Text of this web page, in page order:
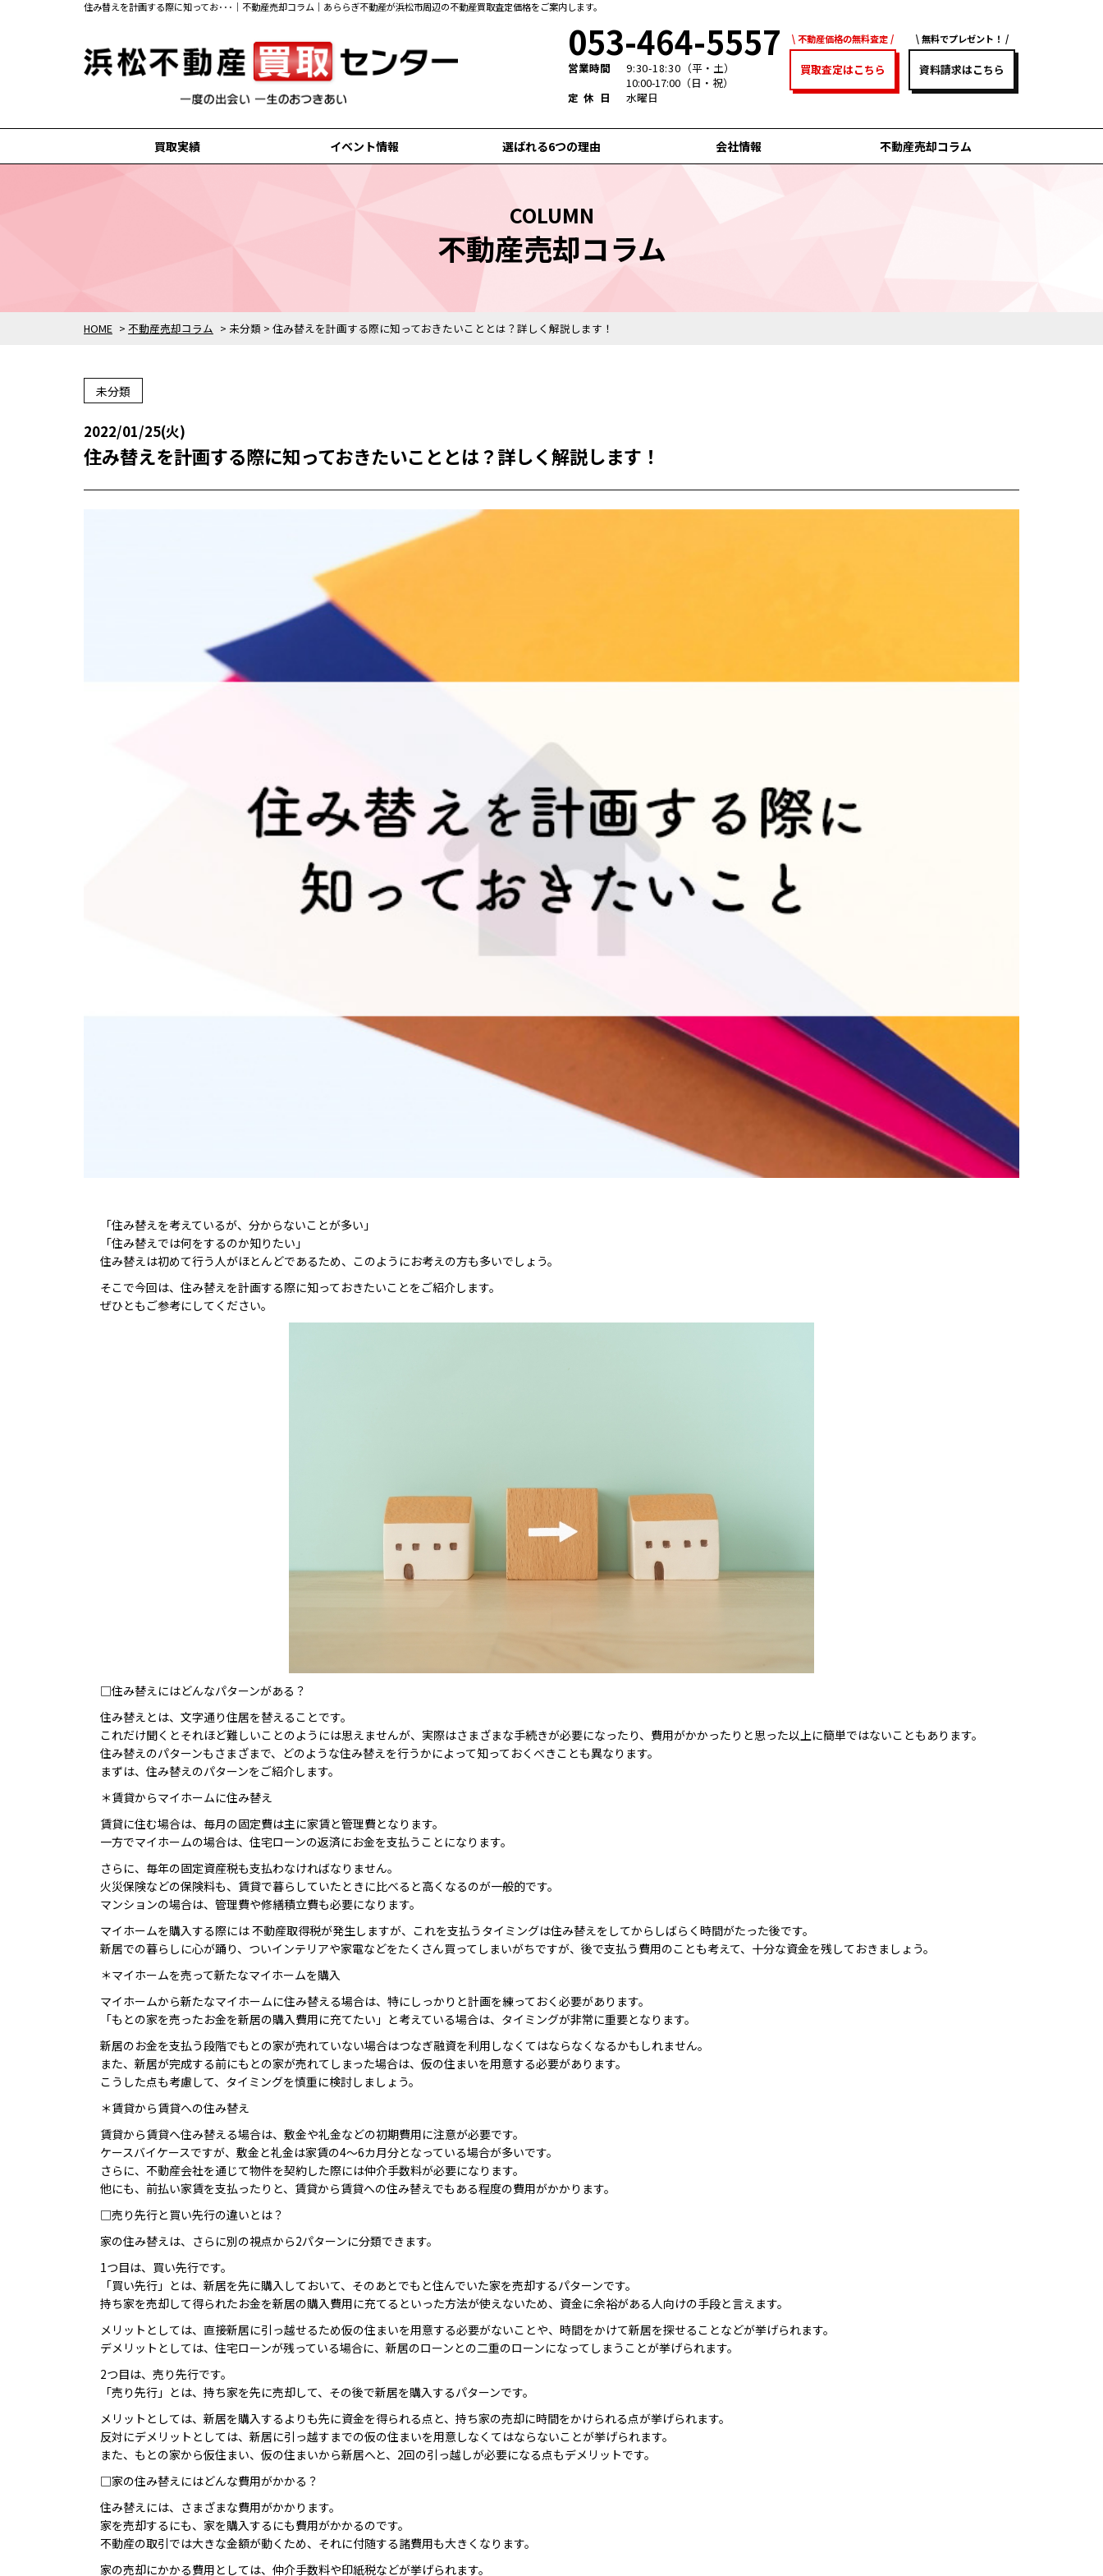
住み替えを計画する際に知ってお･･･｜不動産売却コラム｜あららぎ不動産が浜松市周辺の不動産買取査定価格をご案内します。
053-464-5557
営業時間 9:30-18:30 （平・土）
10:00-17:00（日・祝）
定休日
水曜日
不動産価格の無料査定
買取査定はこちら
無料でプレゼント！
資料請求はこちら
買取実績
磐田市の買取実績
掛川市の買取実績
袋井市の買取実績
浜松市中央区の買取実績
浜松市浜名区の買取実績
イベント情報 選ばれる6つの理由 会社情報 不動産売却コラム
HOME > 不動産売却コラム > 未分類 > 住み替えを計画する際に知っておきたいこととは？詳しく解説します！
COLUMN
不動産売却コラム
未分類
2022/01/25(火)
住み替えを計画する際に知っておきたいこととは？詳しく解説します！
「住み替えを考えているが、分からないことが多い」
「住み替えでは何をするのか知りたい」
住み替えは初めて行う人がほとんどであるため、このようにお考えの方も多いでしょう。
そこで今回は、住み替えを計画する際に知っておきたいことをご紹介します。
ぜひともご参考にしてください。
□住み替えにはどんなパターンがある？
住み替えとは、文字通り住居を替えることです。
これだけ聞くとそれほど難しいことのようには思えませんが、実際はさまざまな手続きが必要になったり、費用がかかったりと思った以上に簡単ではないこともあります。
住み替えのパターンもさまざまで、どのような住み替えを行うかによって知っておくべきことも異なります。
まずは、住み替えのパターンをご紹介します。
＊賃貸からマイホームに住み替え
賃貸に住む場合は、毎月の固定費は主に家賃と管理費となります。
一方でマイホームの場合は、住宅ローンの返済にお金を支払うことになります。
さらに、毎年の固定資産税も支払わなければなりません。
火災保険などの保険料も、賃貸で暮らしていたときに比べると高くなるのが一般的です。
マンションの場合は、管理費や修繕積立費も必要になります。
マイホームを購入する際には 不動産取得税が発生しますが、これを支払うタイミングは住み替えをしてからしばらく時間がたった後です。
新居での暮らしに心が踊り、ついインテリアや家電などをたくさん買ってしまいがちですが、後で支払う費用のことも考えて、十分な資金を残しておきましょう。
＊マイホームを売って新たなマイホームを購入
マイホームから新たなマイホームに住み替える場合は、特にしっかりと計画を練っておく必要があります。
「もとの家を売ったお金を新居の購入費用に充てたい」と考えている場合は、タイミングが非常に重要となります。
新居のお金を支払う段階でもとの家が売れていない場合はつなぎ融資を利用しなくてはならなくなるかもしれません。
また、新居が完成する前にもとの家が売れてしまった場合は、仮の住まいを用意する必要があります。
こうした点も考慮して、タイミングを慎重に検討しましょう。
＊賃貸から賃貸への住み替え
賃貸から賃貸へ住み替える場合は、敷金や礼金などの初期費用に注意が必要です。
ケースバイケースですが、敷金と礼金は家賃の4～6カ月分となっている場合が多いです。
さらに、不動産会社を通じて物件を契約した際には仲介手数料が必要になります。
他にも、前払い家賃を支払ったりと、賃貸から賃貸への住み替えでもある程度の費用がかかります。
□売り先行と買い先行の違いとは？
家の住み替えは、さらに別の視点から2パターンに分類できます。
1つ目は、買い先行です。
「買い先行」とは、新居を先に購入しておいて、そのあとでもと住んでいた家を売却するパターンです。
持ち家を売却して得られたお金を新居の購入費用に充てるといった方法が使えないため、資金に余裕がある人向けの手段と言えます。
メリットとしては、直接新居に引っ越せるため仮の住まいを用意する必要がないことや、時間をかけて新居を探せることなどが挙げられます。
デメリットとしては、住宅ローンが残っている場合に、新居のローンとの二重のローンになってしまうことが挙げられます。
2つ目は、売り先行です。
「売り先行」とは、持ち家を先に売却して、その後で新居を購入するパターンです。
メリットとしては、新居を購入するよりも先に資金を得られる点と、持ち家の売却に時間をかけられる点が挙げられます。
反対にデメリットとしては、新居に引っ越すまでの仮の住まいを用意しなくてはならないことが挙げられます。
また、もとの家から仮住まい、仮の住まいから新居へと、2回の引っ越しが必要になる点もデメリットです。
□家の住み替えにはどんな費用がかかる？
住み替えには、さまざまな費用がかかります。
家を売却するにも、家を購入するにも費用がかかるのです。
不動産の取引では大きな金額が動くため、それに付随する諸費用も大きくなります。
家の売却にかかる費用としては、仲介手数料や印紙税などが挙げられます。